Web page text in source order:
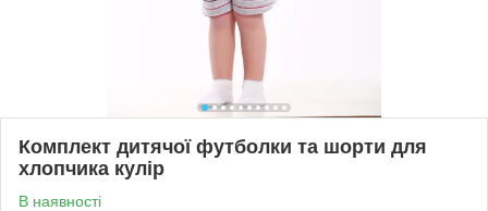
Комплект дитячої футболки та шорти для
хлопчика кулір
В наявності